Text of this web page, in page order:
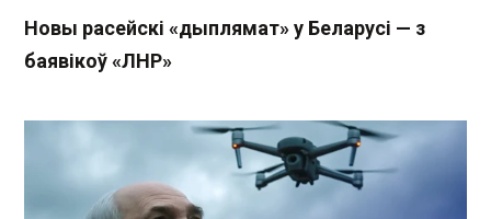
Новы расейскі «дыплямат» у Беларусі — з
баявікоў «ЛНР»